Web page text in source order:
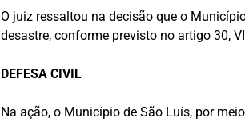
O juiz ressaltou na decisão que o
desastre, conforme previsto no artigo 30,
DEFESA CIVIL
Na ação, o Município de São Luís, por